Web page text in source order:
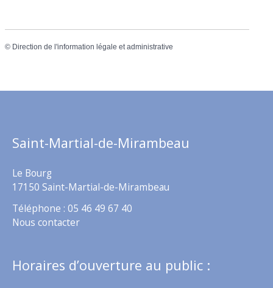
© Direction de l'information légale et administrative
Saint-Martial-de-Mirambeau
Le Bourg
17150 Saint-Martial-de-Mirambeau
Téléphone : 05 46 49 67 40
Nous contacter
Horaires d’ouverture au public :